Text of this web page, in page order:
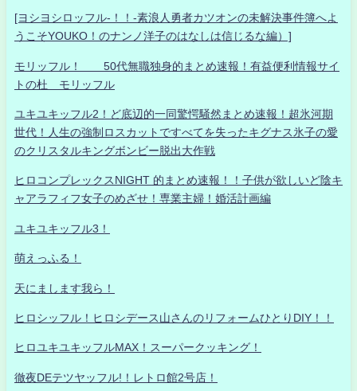
[ヨシヨシロッフル-！！-素浪人勇者カツオンの未解決事件簿へよ
うこそYOUKO！のナンノ洋子のはなしは信じるな編）]
モリッフル！ 50代無職独身的まとめ速報！有益便利情報サイ
トの杜 モリッフル
ユキユキッフル2！ど底辺的一同驚愕騒然まとめ速報！超氷河期
世代！人生の強制ロスカットですべてを失ったキグナス氷子の愛
のクリスタルキングボンビー脱出大作戦
ヒロコンプレックスNIGHT 的まとめ速報！！子供が欲しいど陰キ
ャアラフィフ女子のめざせ！専業主婦！婚活計画編
ユキユキッフル3！
萌えっふる！
天にまします我ら！
ヒロシッフル！ヒロシデース山さんのリフォームひとりDIY！！
ヒロユキユキッフルMAX！スーパークッキング！
徹夜DEテツヤッフル!！レトロ館2号店！